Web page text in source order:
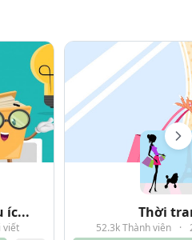
íc...
viết
Thời
52.3k Thành viên ·